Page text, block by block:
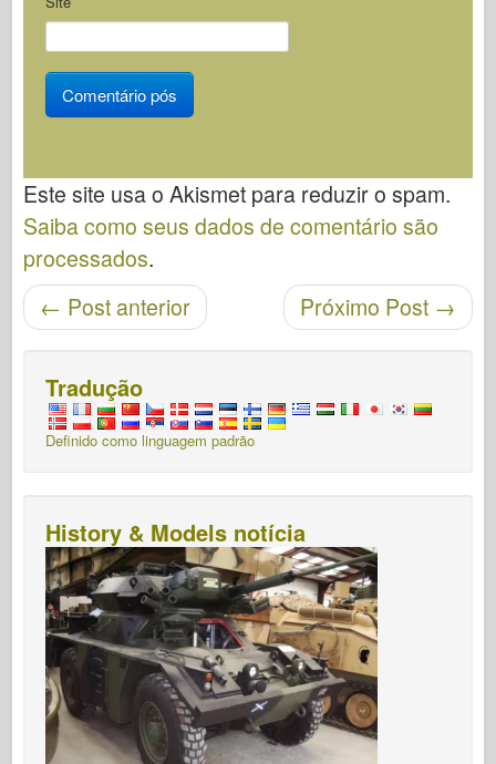
Este site usa o Akismet para reduzir o spam.
Saiba como seus dados de comentário são
processados.
Navegação pós Próximo Post →
← Post anterior
Tradução
Definido como linguagem padrão
History & Models notícia